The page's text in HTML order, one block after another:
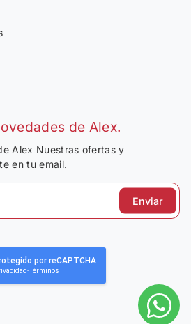
de Alex.
Alex Nuestras ofertas y
en tu email.
Enviar
por reCAPTCHA
-Términos